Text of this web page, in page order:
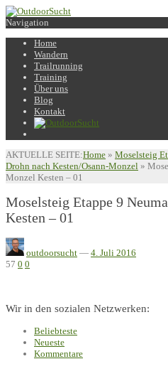
Navigation
Home
Wandern
Trailrunning
Training
Über uns
Blog
Kontakt
AKTUELLE SEITE:Home » Moselsteig
Drohn nach Kesten/Osann-Monzel »
Monzel Kesten – 01
Moselsteig Etappe 9
Kesten – 01
outdoorsucht — 4. Juli 2016
57 0 0
Wir in den sozialen Netzwerken:
Beliebteste
Neueste
Kommentare